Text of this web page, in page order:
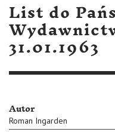
List do
31.01.1963
Autor
Roman Ingarden